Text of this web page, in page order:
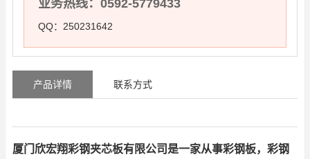
业务热线：0592-5779433
QQ：250231642
产品详情 联系方式
厦门欣宏翔彩钢夹芯板有限公司是一家从事彩钢板，彩钢